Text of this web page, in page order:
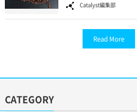
Catalyst編集部
Read More
CATEGORY